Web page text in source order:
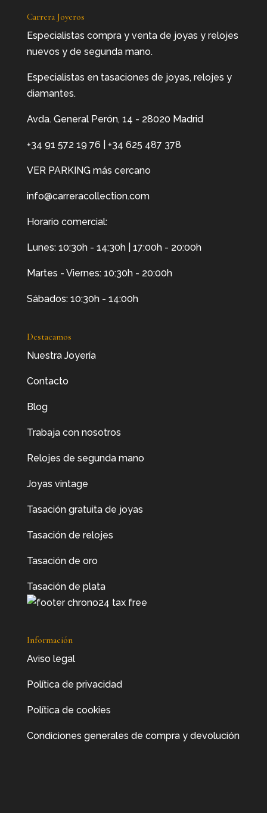
Carrera Joyeros
Especialistas compra y venta de joyas y relojes
nuevos y de segunda mano.
Especialistas en tasaciones de joyas, relojes y
diamantes.
Avda. General Perón, 14 - 28020 Madrid
+34 91 572 19 76 +34 625 487 378
VER PARKING más cercano
info@carreracollection.com
Horario comercial:
Lunes: 10:30h - 14:30h | 17:00h - 20:00h
Martes - Viernes: 10:30h - 20:00h
Sábados: 10:30h - 14:00h
Destacamos
Nuestra Joyería
Contacto
Blog
Trabaja con nosotros
Relojes de segunda mano
Joyas vintage
Tasación gratuita de joyas
Tasación de relojes
Tasación de oro
Tasación de plata
Información
Aviso legal
Política de privacidad
Política de cookies
Condiciones generales de compra y devolución